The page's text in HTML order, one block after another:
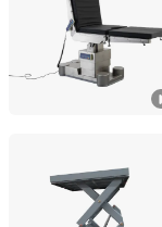
Zhejiang,
Marco Lift
Zhejiang, China